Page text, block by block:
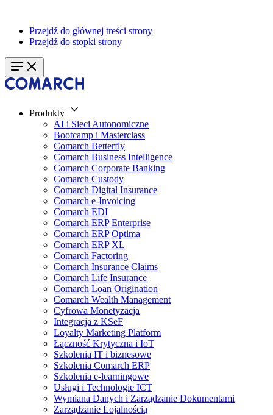
Przejdź do głównej treści strony
Przejdź do stopki strony
Produkty
AI i Sieci Autonomiczne
Bootcamp i Masterclass
Comarch Betterfly
Comarch Business Intelligence
Comarch Corporate Banking
Comarch Custody
Comarch Digital Insurance
Comarch e-Invoicing
Comarch EDI
Comarch ERP Enterprise
Comarch ERP Optima
Comarch ERP XL
Comarch Factoring
Comarch Insurance Claims
Comarch Life Insurance
Comarch Loan Origination
Comarch Wealth Management
Cyfrowa Monetyzacja
Integracja z KSeF
Loyalty Marketing Platform
Łączność Krytyczna i IoT
Szkolenia IT i biznesowe
Szkolenia Comarch ERP
Szkolenia e-learningowe
Usługi i Technologie ICT
Wymiana Danych i Zarządzanie Dokumentami
Zarządzanie Lojalnością